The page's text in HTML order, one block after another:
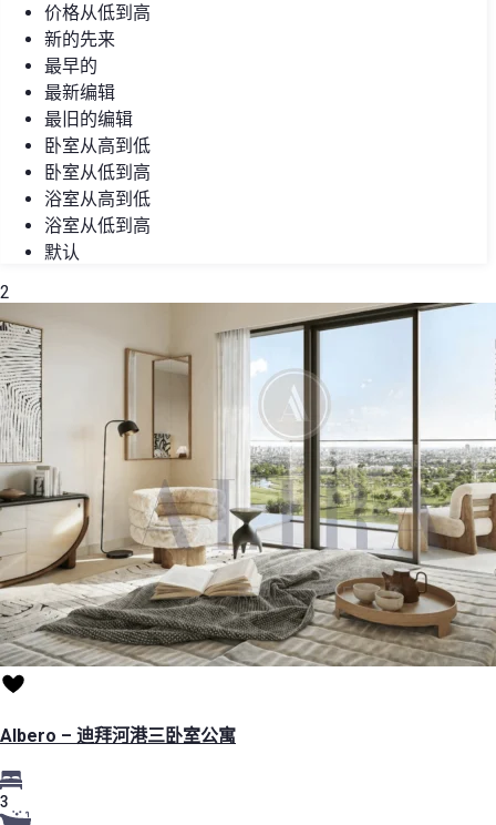
价格从低到高
新的先来
最早的
最新编辑
最旧的编辑
卧室从高到低
卧室从低到高
浴室从高到低
浴室从低到高
默认
2
Albero – 迪拜河港三卧室公寓
3